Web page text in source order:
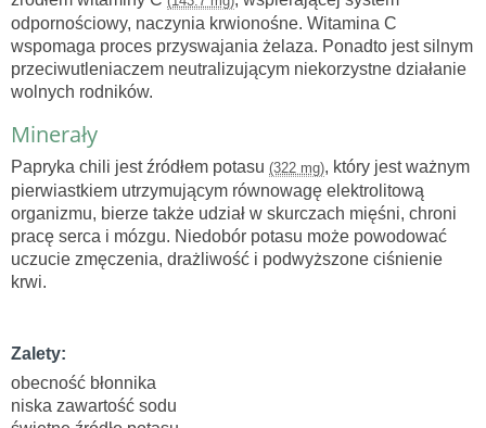
odpornościowy, naczynia krwionośne. Witamina C
wspomaga proces przyswajania żelaza. Ponadto jest silnym
przeciwutleniaczem neutralizującym niekorzystne działanie
wolnych rodników.
Minerały
Papryka chili jest źródłem potasu (322 mg), który jest ważnym
pierwiastkiem utrzymującym równowagę elektrolitową
organizmu, bierze także udział w skurczach mięśni, chroni
pracę serca i mózgu. Niedobór potasu może powodować
uczucie zmęczenia, drażliwość i podwyższone ciśnienie
krwi.
Zalety:
obecność błonnika
niska zawartość sodu